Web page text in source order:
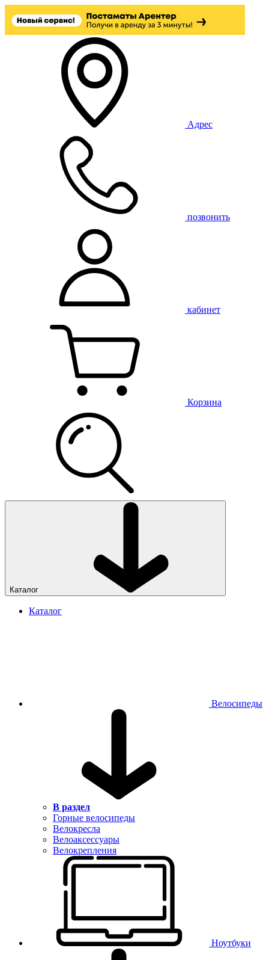
Адрес
позвонить
кабинет
Корзина
Каталог
Каталог
Велосипеды
В раздел
Горные велосипеды
Велокресла
Велоаксессуары
Велокрепления
Ноутбуки